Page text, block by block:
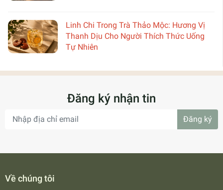
Linh Chi Trong Trà Thảo Mộc: Hương Vị
Thanh Dịu Cho Người Thích Thức Uống
Tự Nhiên
Đăng ký nhận tin
Đăng ký
Về chúng tôi